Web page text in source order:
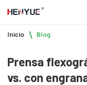
Inicio Blog
Prensa
vs. con